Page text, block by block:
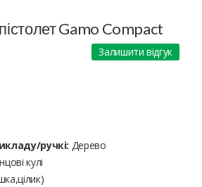
Gamo Compact
Залишити відгук
ручкі: Дерево
кулі